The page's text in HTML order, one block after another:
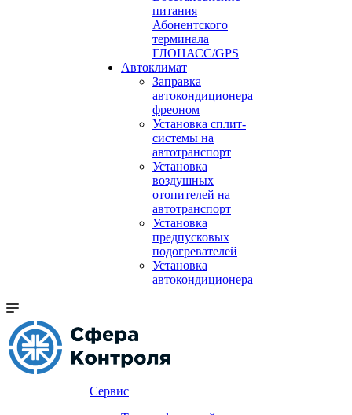
питания
Абонентского
терминала
ГЛОНАСС/GPS
Автоклимат
Заправка
автокондиционера
фреоном
Установка сплит-
системы на
автотранспорт
Установка
воздушных
отопителей на
автотранспорт
Установка
предпусковых
подогревателей
Установка
автокондиционера
Сервис